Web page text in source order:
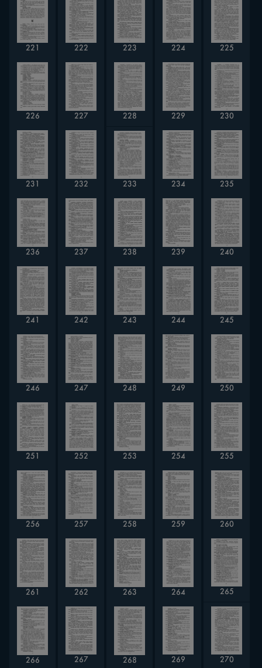
221 222 223 224 225
226 227 228 229 230
231 232 233 234 235
236 237 238 239 240
241 242 243 244 245
246 247 248 249 250
251 252 253 254 255
256 257 258 259 260
261 262 263 264 265
266 267 268 269 270